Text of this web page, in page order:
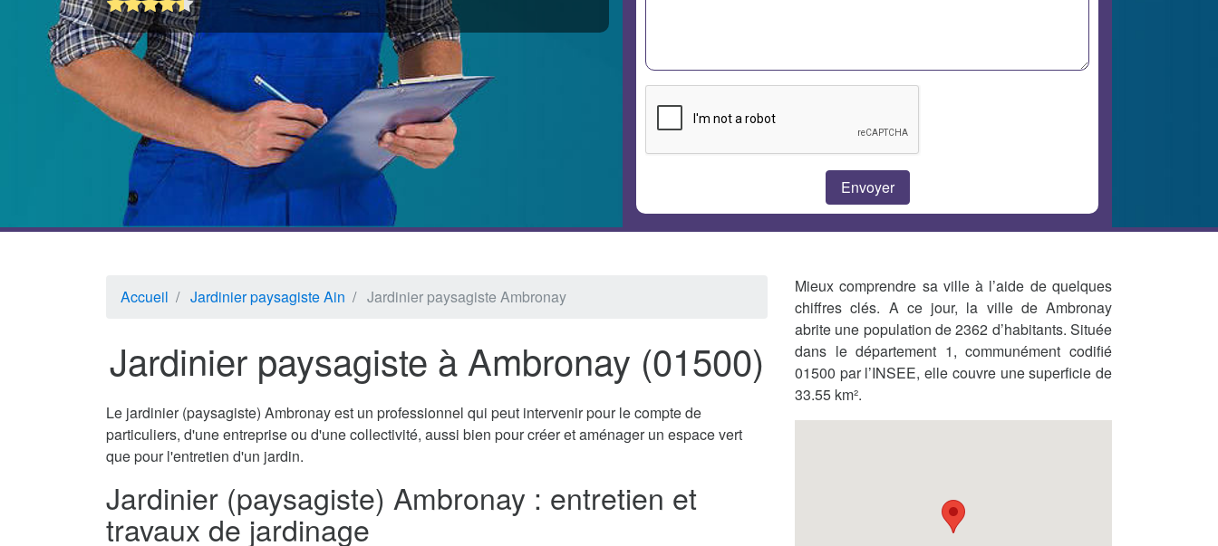
Accueil Jardinier paysagiste Ain Jardinier paysagiste Ambronay
Jardinier paysagiste à Ambronay (01500)
Le jardinier (paysagiste) Ambronay est un professionnel qui peut intervenir pour le compte de
particuliers, d'une entreprise ou d'une collectivité, aussi bien pour créer et aménager un espace vert
que pour l'entretien d'un jardin.
Jardinier (paysagiste) Ambronay : entretien et
travaux de jardinage
Mieux comprendre sa ville à l’aide de quelques
chiffres clés. A ce jour, la ville de Ambronay
abrite une population de 2362 d’habitants. Située
dans le département 1, communément codifié
01500 par l’INSEE, elle couvre une superficie de
33.55 km².